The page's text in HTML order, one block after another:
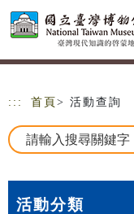
跳到主要內容
網站導覽
::: 首頁 > 活動查詢
活動分類